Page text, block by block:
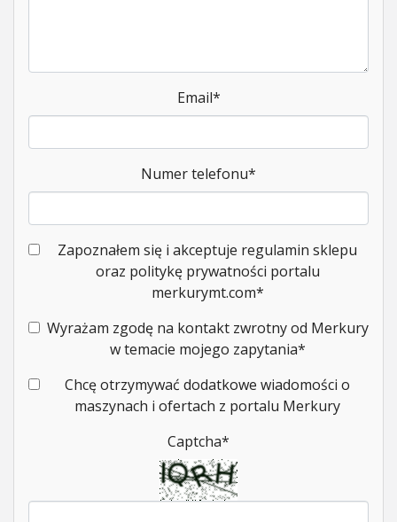
Email*
Numer telefonu*
Zapoznałem się i akceptuje regulamin sklepu
oraz politykę prywatności portalu
merkurymt.com*
Wyrażam zgodę na kontakt zwrotny od Merkury
w temacie mojego zapytania*
Chcę otrzymywać dodatkowe wiadomości o
maszynach i ofertach z portalu Merkury
Captcha*